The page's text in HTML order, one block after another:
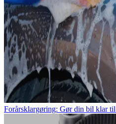
Forårsklargøring: Gør din bil klar